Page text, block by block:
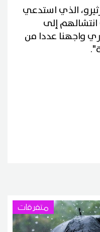
الذي استدعي
انتشالهم إلى
الجاري واجهنا عددا من
متفرقات